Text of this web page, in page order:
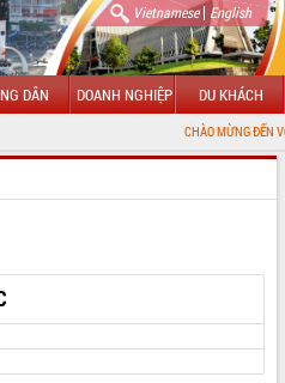
Vietnamese| English
DÂN DOANH NGHIỆP DU KHÁCH
CHÀO MỪNG ĐẾN VỚI CỔNG